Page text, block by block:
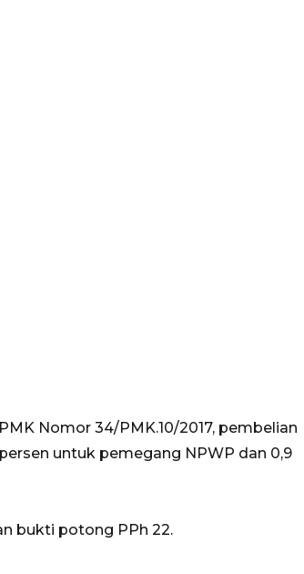
Nomor 34/PMK.10/2017, pembelian
untuk pemegang NPWP dan 0,9
bukti potong PPh 22.